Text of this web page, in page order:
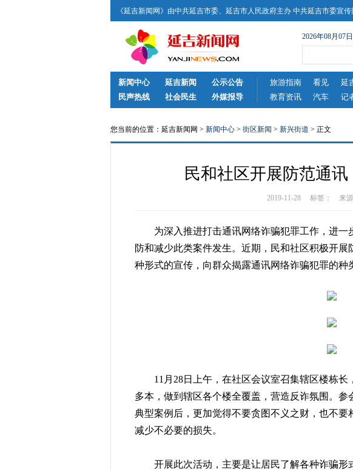
《延吉新闻网》由中共延吉市委、延吉市人民政府主办 中共延吉市委宣
2026年08月07
新闻中心 延吉新闻 公示公告 旅游指南 看见 延
民声热线
社会民生 外媒报导 教育资讯 汽车 记
您当前的位置：延吉新闻网 > 新闻中心 > 街区新闻 > 新兴街道 > 正文
民和社区开展防范通
2019-11-28 标签： 来源
为深入推进打击通讯网络诈骗犯罪工作，进一
防和减少此类案件发生。近期，民和社区积极开
种形式的宣传，向群众揭露通讯网络诈骗犯罪的种
11月28日上午，在社区会议室召集辖区楼栋长
多本，做到辖区各个楼全覆盖，营造反诈氛围。
典型案例后，更加觉得不要贪图不义之财，也不
减少不必要的损失。
开展此次活动，主要是让居民了解各种诈骗形